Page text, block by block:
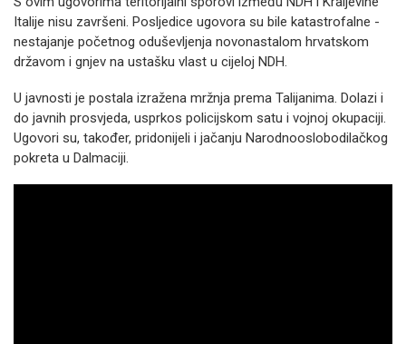
Italije nisu završeni. Posljedice ugovora su bile katastrofalne -
nestajanje početnog oduševljenja novonastalom hrvatskom
državom i gnjev na ustašku vlast u cijeloj NDH.
U javnosti je postala izražena mržnja prema Talijanima. Dolazi i
do javnih prosvjeda, usprkos policijskom satu i vojnoj okupaciji.
Ugovori su, također, pridonijeli i jačanju Narodnooslobodilačkog
pokreta u Dalmaciji.